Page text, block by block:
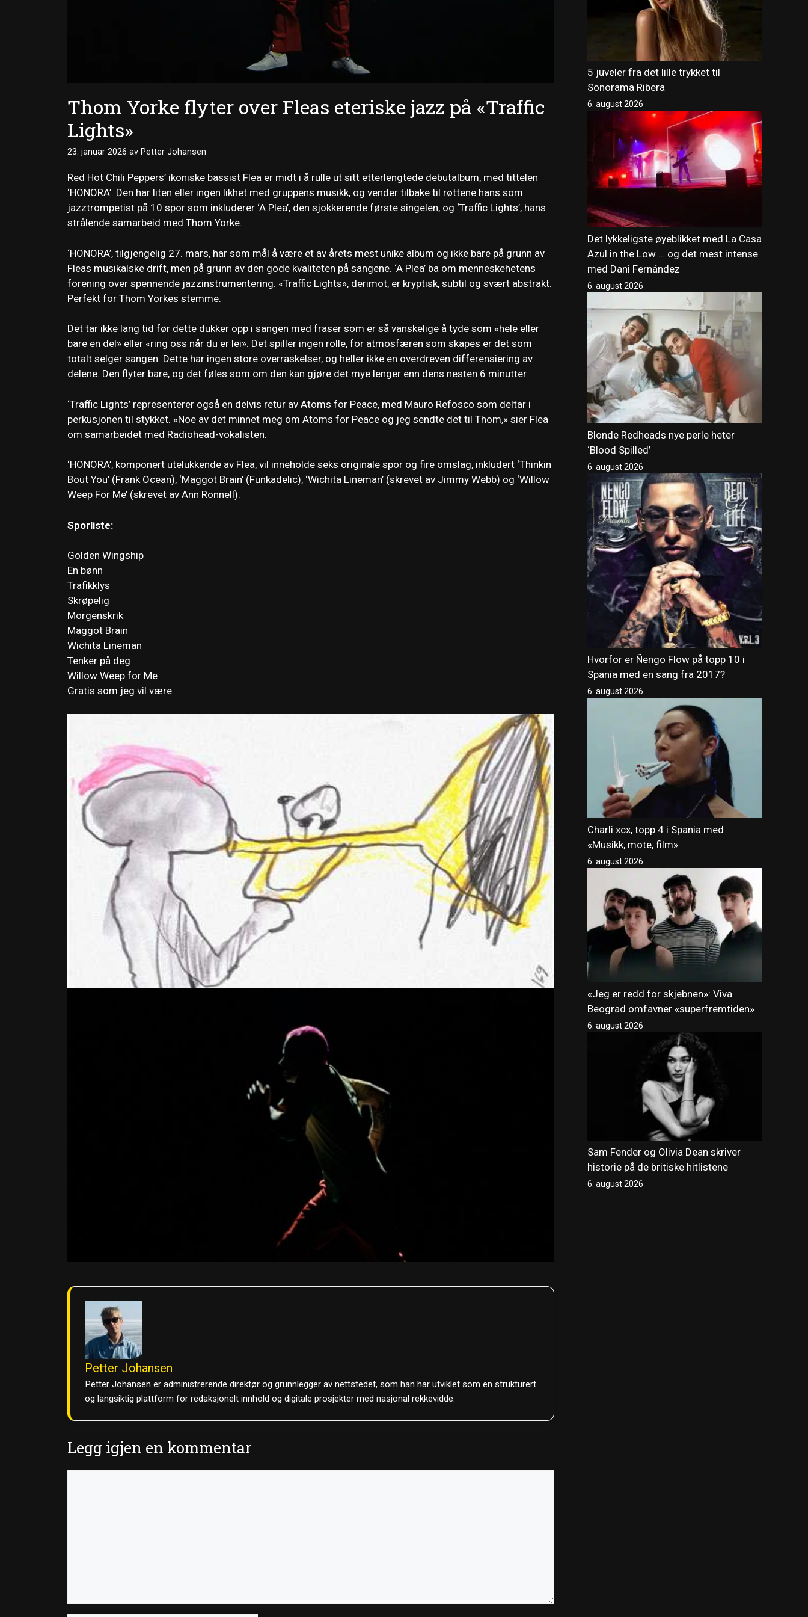
Thom Yorke flyter over Fleas eteriske jazz på «Traffic
Lights»
23. januar 2026 av Petter Johansen
Red Hot Chili Peppers’ ikoniske bassist Flea er midt i å rulle ut sitt etterlengtede debutalbum, med tittelen
‘HONORA’. Den har liten eller ingen likhet med gruppens musikk, og vender tilbake til røttene hans som
jazztrompetist på 10 spor som inkluderer ‘A Plea’, den sjokkerende første singelen, og ‘Traffic Lights’, hans
strålende samarbeid med Thom Yorke.
‘HONORA’, tilgjengelig 27. mars, har som mål å være et av årets mest unike album og ikke bare på grunn av
Fleas musikalske drift, men på grunn av den gode kvaliteten på sangene. ‘A Plea’ ba om menneskehetens
forening over spennende jazzinstrumentering. «Traffic Lights», derimot, er kryptisk, subtil og svært abstrakt.
Perfekt for Thom Yorkes stemme.
Det tar ikke lang tid før dette dukker opp i sangen med fraser som er så vanskelige å tyde som «hele eller
bare en del» eller «ring oss når du er lei». Det spiller ingen rolle, for atmosfæren som skapes er det som
totalt selger sangen. Dette har ingen store overraskelser, og heller ikke en overdreven differensiering av
delene. Den flyter bare, og det føles som om den kan gjøre det mye lenger enn dens nesten 6 minutter.
‘Traffic Lights’ representerer også en delvis retur av Atoms for Peace, med Mauro Refosco som deltar i
perkusjonen til stykket. «Noe av det minnet meg om Atoms for Peace og jeg sendte det til Thom,» sier Flea
om samarbeidet med Radiohead-vokalisten.
‘HONORA’, komponert utelukkende av Flea, vil inneholde seks originale spor og fire omslag, inkludert ‘Thinkin
Bout You’ (Frank Ocean), ‘Maggot Brain’ (Funkadelic), ‘Wichita Lineman’ (skrevet av Jimmy Webb) og ‘Willow
Weep For Me’ (skrevet av Ann Ronnell).
Sporliste:
Golden Wingship
En bønn
Trafikklys
Skrøpelig
Morgenskrik
Maggot Brain
Wichita Lineman
Tenker på deg
Willow Weep for Me
Gratis som jeg vil være
Petter Johansen
Petter Johansen er administrerende direktør og grunnlegger av nettstedet, som han har utviklet som en strukturert
og langsiktig plattform for redaksjonelt innhold og digitale prosjekter med nasjonal rekkevidde.
Legg igjen en kommentar
5 juveler fra det lille trykket til
Sonorama Ribera
6. august 2026
Det lykkeligste øyeblikket med La Casa
Azul in the Low … og det mest intense
med Dani Fernández
6. august 2026
Blonde Redheads nye perle heter
‘Blood Spilled’
6. august 2026
Hvorfor er Ñengo Flow på topp 10 i
Spania med en sang fra 2017?
6. august 2026
Charli xcx, topp 4 i Spania med
«Musikk, mote, film»
6. august 2026
«Jeg er redd for skjebnen»: Viva
Beograd omfavner «superfremtiden»
6. august 2026
Sam Fender og Olivia Dean skriver
historie på de britiske hitlistene
6. august 2026